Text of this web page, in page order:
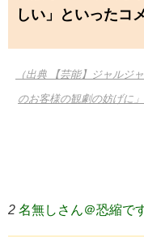
しい」といったコ
（出典 【芸能】ジャルジ
のお客様の観劇の妨げに
2 名無しさん＠恐縮で